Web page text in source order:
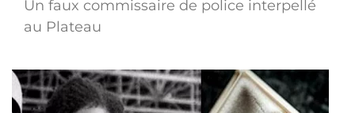
Un faux commissaire de police interpellé
au Plateau